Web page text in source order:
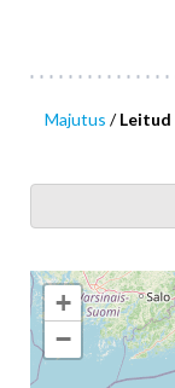
Majutus /Leitud
+
−